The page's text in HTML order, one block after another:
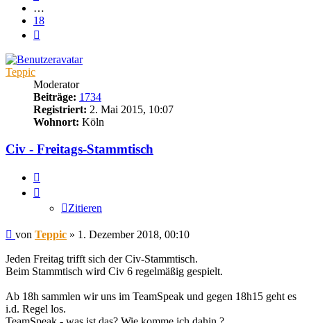
…
18
Teppic
Moderator
Beiträge: 1734
Registriert: 2. Mai 2015, 10:07
Wohnort: Köln
Civ - Freitags-Stammtisch
Zitieren
Beitrag
von Teppic » 1. Dezember 2018, 00:10
Jeden Freitag trifft sich der Civ-Stammtisch.
Beim Stammtisch wird Civ 6 regelmäßig gespielt.
Ab 18h sammlen wir uns im TeamSpeak und gegen 18h15 geht es
i.d. Regel los.